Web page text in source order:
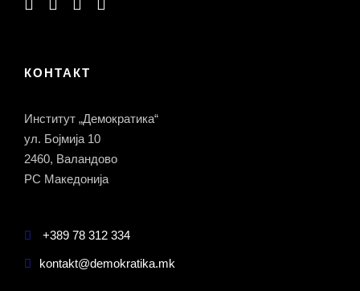
КОНТАКТ
Институт „Демократика“
ул. Бојмија 10
2460, Валандово
РС Македонија
+389 78 312 334
kontakt@demokratika.mk